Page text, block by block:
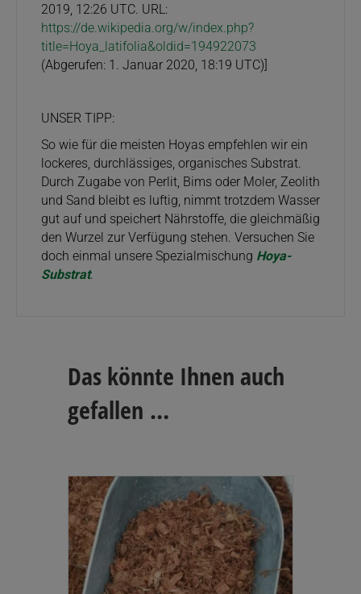
2019, 12:26 UTC. URL:
https://de.wikipedia.org/w/index.php?
title=Hoya_latifolia&oldid=194922073
(Abgerufen: 1. Januar 2020, 18:19 UTC)]
UNSER TIPP:
So wie für die meisten Hoyas empfehlen wir ein
lockeres, durchlässiges, organisches Substrat.
Durch Zugabe von Perlit, Bims oder Moler, Zeolith
und Sand bleibt es luftig, nimmt trotzdem Wasser
gut auf und speichert Nährstoffe, die gleichmäßig
den Wurzel zur Verfügung stehen. Versuchen Sie
doch einmal unsere Spezialmischung Hoya-
Substrat.
Das könnte Ihnen auch
gefallen …